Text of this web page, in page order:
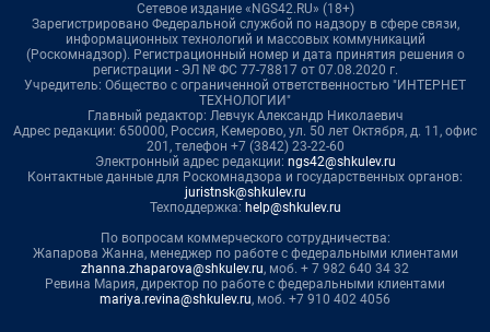
Сетевое издание «NGS42.RU» (18+)
Зарегистрировано Федеральной службой по надзору в сфере связи,
информационных технологий и массовых коммуникаций
(Роскомнадзор). Регистрационный номер и дата принятия решения о
регистрации - ЭЛ № ФС 77-78817 от 07.08.2020 г.
Учредитель: Общество с ограниченной ответственностью "ИНТЕРНЕТ
ТЕХНОЛОГИИ"
Главный редактор: Левчук Александр Николаевич
Адрес редакции: 650000, Россия, Кемерово, ул. 50 лет Октября, д. 11, офис
201, телефон +7 (3842) 23-22-60
Электронный адрес редакции: ngs42@shkulev.ru
Контактные данные для Роскомнадзора и государственных органов:
juristnsk@shkulev.ru
Техподдержка: help@shkulev.ru
По вопросам коммерческого сотрудничества:
Жапарова Жанна, менеджер по работе с федеральными клиентами
zhanna.zhaparova@shkulev.ru, моб. + 7 982 640 34 32
Ревина Мария, директор по работе с федеральными клиентами
mariya.revina@shkulev.ru, моб. +7 910 402 4056